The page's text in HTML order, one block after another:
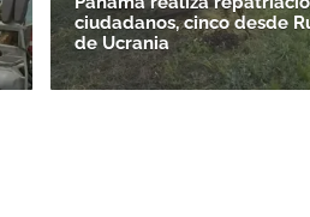
ciudadanos, cinco desde
de Ucrania